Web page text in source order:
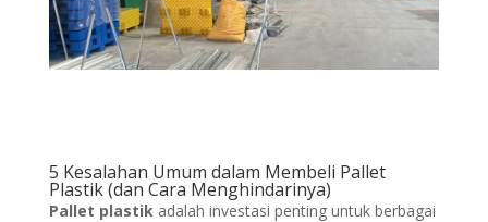
5 Kesalahan Umum dalam Membeli Pallet
Plastik (dan Cara Menghindarinya)
Pallet plastik adalah investasi penting untuk berbagai